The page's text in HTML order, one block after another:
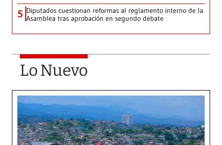
5 Diputados cuestionan reformas al reglamento interno de la
Asamblea tras aprobación en segundo debate
Lo Nuevo